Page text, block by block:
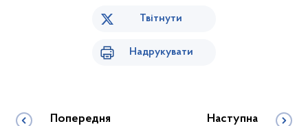
Твітнути
Надрукувати
Попередня Наступна